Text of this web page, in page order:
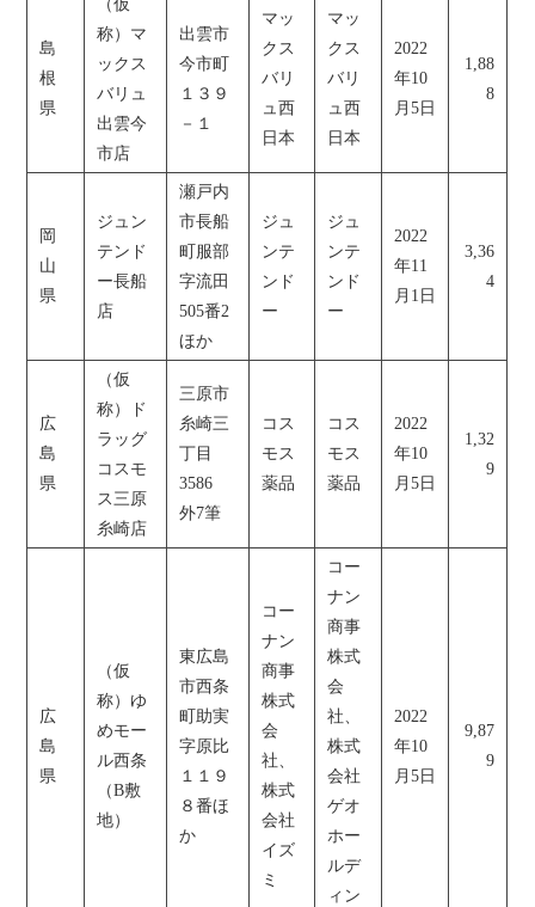
島
根
県
（仮
称）マ
ックス
バリュ
出雲今
市店
出雲市
今市町
１３９
－１
マッ
クス
バリ
ュ西
日本
マッ
クス
バリ
ュ西
日本
2022
年10
月5日
1,88
8
岡
山
県
ジュン
テンド
ー長船
店
瀬戸内
市長船
町服部
字流田
505番2
ほか
ジュ
ンテ
ンド
ー
ジュ
ンテ
ンド
ー
2022
年11
月1日
3,36
4
広
島
県
（仮
称）ド
ラッグ
コスモ
ス三原
糸崎店
三原市
糸崎三
丁目
3586
外7筆
コス
モス
薬品
コス
モス
薬品
2022
年10
月5日
1,32
9
広
島
県
（仮
称）ゆ
めモー
ル西条
（B敷
地）
東広島
市西条
町助実
字原比
１１９
８番ほ
か
コー
ナン
商事
株式
会
社、
株式
会社
イズ
ミ
コー
ナン
商事
株式
会
社、
株式
会社
ゲオ
ホー
ルデ
ィン
2022
年10
月5日
9,87
9